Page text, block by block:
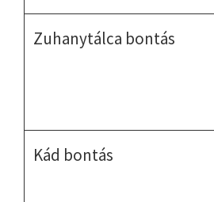
Zuhanytálca bontás
Kád bontás